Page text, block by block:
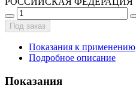
Под заказ
Показания к применению
Подробное описание
Показания